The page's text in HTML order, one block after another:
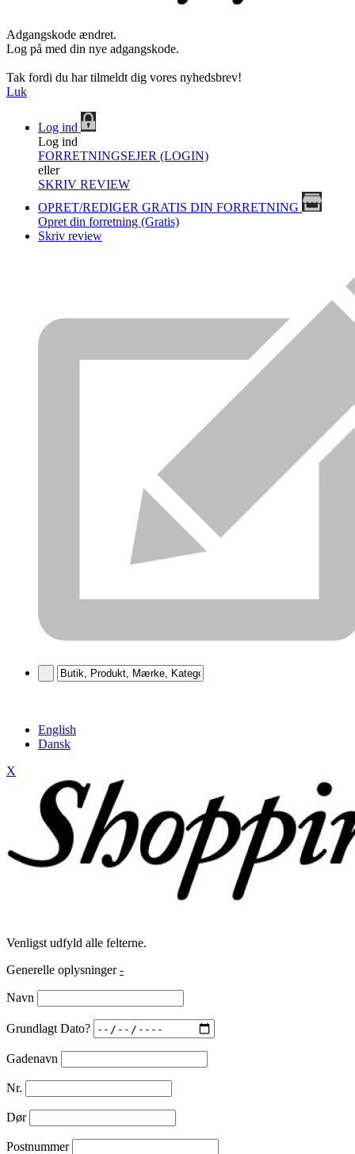
Adgangskode ændret.
Log på med din nye adgangskode.
Tak fordi du har tilmeldt dig vores nyhedsbrev!
Luk
Log ind
Log ind
FORRETNINGSEJER (LOGIN)
eller
SKRIV REVIEW
OPRET/REDIGER GRATIS DIN FORRETNING
Opret din forretning (Gratis)
Skriv review
English
Dansk
X
Venligst udfyld alle felterne.
Generelle oplysninger -
Navn
Grundlagt Dato?
Gadenavn
Nr.
Dør
Postnummer